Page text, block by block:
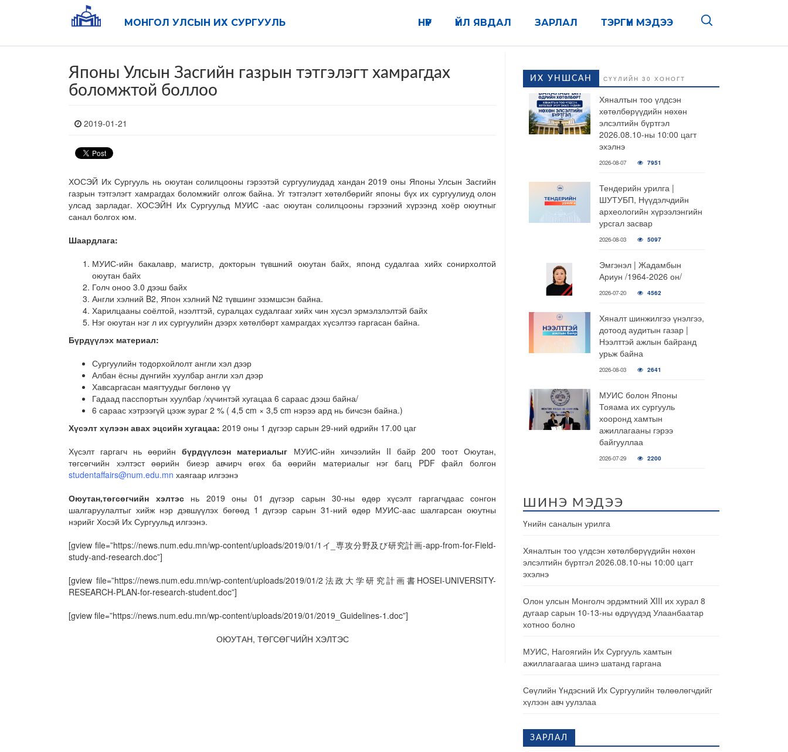
МОНГОЛ УЛСЫН ИХ СУРГУУЛЬ ТЭРГҮҮН МЭДЭЭ
ЗАРЛАЛ
ҮЙЛ ЯВДАЛ
НҮҮР
Японы Улсын Засгийн газрын тэтгэлэгт хамрагдах
боломжтой боллоо
2019-01-21
ХОСЭЙ Их Сургууль нь оюутан солилцооны гэрээтэй сургуулиудад хандан 2019 оны Японы Улсын Засгийн
газрын тэтгэлэгт хамрагдах боломжийг олгож байна. Уг тэтгэлэгт хөтөлбөрийг японы бүх их сургуулиуд олон
улсад зарладаг. ХОСЭЙН Их Сургуульд МУИС -аас оюутан солилцооны гэрээний хүрээнд хоёр оюутныг
санал болгох юм.
Шаардлага:
МУИС-ийн бакалавр, магистр, докторын түвшний оюутан байх, японд судалгаа хийх сонирхолтой
оюутан байх
Голч оноо 3.0 дээш байх
Англи хэлний B2, Япон хэлний N2 түвшинг эзэмшсэн байна.
Харилцааны соёлтой, нээлттэй, суралцах судалгааг хийх чин хүсэл эрмэлзлэлтэй байх
Нэг оюутан нэг л их сургуулийн дээрх хөтөлбөрт хамрагдах хүсэлтээ гаргасан байна.
Бүрдүүлэх материал:
Сургуулийн тодорхойлолт англи хэл дээр
Албан ёсны дүнгийн хуулбар англи хэл дээр
Хавсаргасан маягтуудыг бөглөнө үү
Гадаад пасспортын хуулбар /хүчинтэй хугацаа 6 сараас дээш байна/
6 сараас хэтрээгүй цээж зураг 2 % ( 4,5 cm × 3,5 cm нэрээ ард нь бичсэн байна.)
Хүсэлт хүлээн авах эцсийн хугацаа: 2019 оны 1 дүгээр сарын 29-ний өдрийн 17.00 цаг
Хүсэлт гаргагч нь өөрийнбүрдүүлсэн материалыг МУИС-ийн хичээлийн II байр 200 тоот Оюутан,
төгсөгчийн хэлтэст өөрийн биеэр авчирч өгөх ба өөрийн материалыг нэг багц PDF файл болгон
studentaffairs@num.edu.mn хаягаар илгээнэ
Оюутан,төгсөгчийн хэлтэснь 2019 оны 01 дүгээр сарын 30-ны өдөр хүсэлт гаргагчдаас сонгон
шалгаруулалтыг хийж нэр дэвшүүлэх бөгөөд 1 дүгээр сарын 31-ний өдөр МУИС-аас шалгарсан оюутны
нэрийг Хосэй Их Сургуульд илгээнэ.
[gview file=”https://news.num.edu.mn/wp-content/uploads/2019/01/1イ_専攻分野及び研究計画-app-from-for-Field-
study-and-research.doc”]
[gview file=”https://news.num.edu.mn/wp-content/uploads/2019/01/2法政大学研究計画書HOSEI-UNIVERSITY-
RESEARCH-PLAN-for-research-student.doc”]
[gview file=”https://news.num.edu.mn/wp-content/uploads/2019/01/2019_Guidelines-1.doc”]
ОЮУТАН, ТӨГСӨГЧИЙН ХЭЛТЭС
ИХ УНШСАН СҮҮЛИЙН 30 ХОНОГТ
Хяналтын тоо үлдсэн
хөтөлбөрүүдийн нөхөн
элсэлтийн бүртгэл
2026.08.10-ны 10:00 цагт
эхэлнэ
2026-08-07 7951
Тендерийн урилга |
ШУТУБП, Нүүдэлчдийн
археологийн хүрээлэнгийн
урсгал засвар
2026-08-03 5097
Эмгэнэл | Жадамбын
Ариун /1964-2026 он/
2026-07-20 4562
Хяналт шинжилгээ үнэлгээ,
дотоод аудитын газар |
Нээлттэй ажлын байранд
урьж байна
2026-08-03 2641
МУИС болон Японы
Тояама их сургууль
хооронд хамтын
ажиллагааны гэрээ
байгууллаа
2026-07-29 2200
ШИНЭ МЭДЭЭ
Үнийн саналын урилга
Хяналтын тоо үлдсэн хөтөлбөрүүдийн нөхөн
элсэлтийн бүртгэл 2026.08.10-ны 10:00 цагт
эхэлнэ
Олон улсын Монголч эрдэмтний XIII их хурал 8
дугаар сарын 10-13-ны өдрүүдэд Улаанбаатар
хотноо болно
МУИС, Нагоягийн Их Сургууль хамтын
ажиллагаагаа шинэ шатанд гаргана
Сөүлийн Үндэсний Их Сургуулийн төлөөлөгчдийг
хүлээн авч уулзлаа
ЗАРЛАЛ